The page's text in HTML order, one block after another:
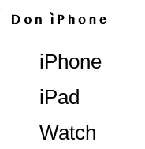
;
Watch
iPad
iPhone